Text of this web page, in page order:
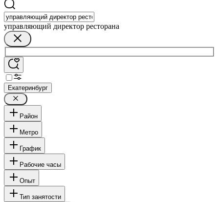
управляющий директор ресторана
Екатеринбург
Район
Метро
График
Рабочие часы
Опыт
Тип занятости